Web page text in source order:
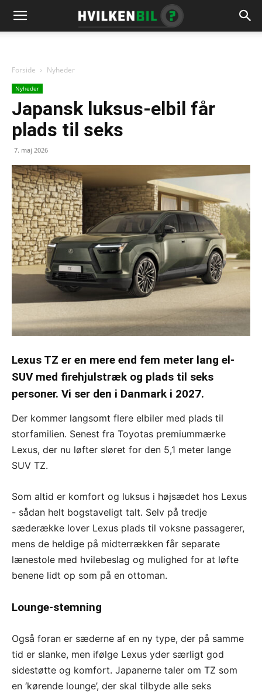
Forside Nyheder
Nyheder
Japansk luksus-elbil får
plads til seks
7. maj 2026
Lexus TZ er en mere end fem meter lang el-
SUV med firehjulstræk og plads til seks
personer. Vi ser den i Danmark i 2027.
Der kommer langsomt flere elbiler med plads til
storfamilien. Senest fra Toyotas premiummærke
Lexus, der nu løfter sløret for den 5,1 meter lange
SUV TZ.
Som altid er komfort og luksus i højsædet hos Lexus
- sådan helt bogstaveligt talt. Selv på tredje
sæderække lover Lexus plads til voksne passagerer,
mens de heldige på midterrækken får separate
lænestole med hvilebeslag og mulighed for at løfte
benene lidt op som på en ottoman.
Lounge-stemning
Også foran er sæderne af en ny type, der på samme
tid er slanke, men ifølge Lexus yder særligt god
sidestøtte og komfort. Japanerne taler om TZ som
en ‘kørende lounge’, der skal tilbyde alle seks